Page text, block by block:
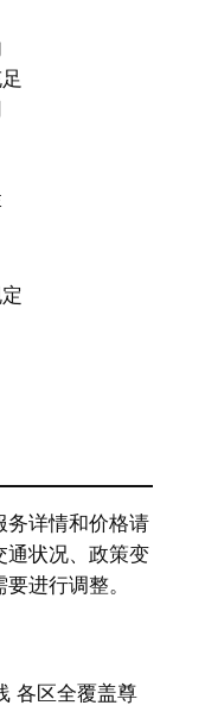
务详情和价格请
通状况、政策变
进行调整。
各区全覆盖尊